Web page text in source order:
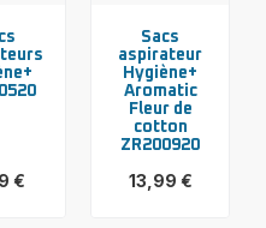
€
Sacs
aspirateur
Hygiène+
Aromatic
Fleur de
cotton
ZR200920
13,99 €